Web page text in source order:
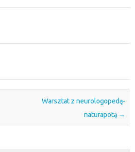
Warsztat z neurologopedą-
naturapotą →